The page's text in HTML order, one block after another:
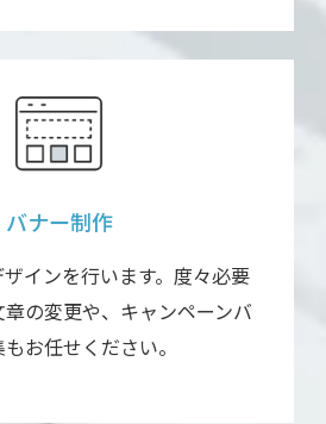
バナー制作
インを行います。度々必要
の変更や、キャンペーンバ
お任せください。